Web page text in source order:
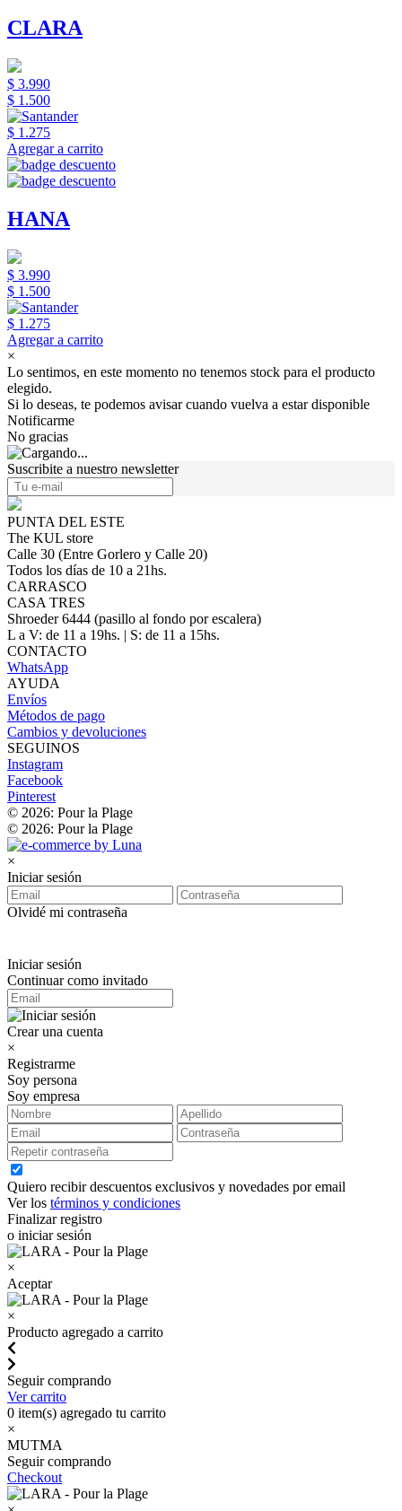
CLARA
$ 3.990
$ 1.500
$ 1.275
Agregar a carrito
HANA
$ 3.990
$ 1.500
$ 1.275
Agregar a carrito
×
Lo sentimos, en este momento no tenemos stock para el producto
elegido.
Si lo deseas, te podemos avisar cuando vuelva a estar disponible
Notificarme
No gracias
Suscribite a nuestro newsletter
PUNTA DEL ESTE
The KUL store
Calle 30 (Entre Gorlero y Calle 20)
Todos los días de 10 a 21hs.
CARRASCO
CASA TRES
Shroeder 6444 (pasillo al fondo por escalera)
L a V: de 11 a 19hs. | S: de 11 a 15hs.
CONTACTO
WhatsApp
AYUDA
Envíos
Métodos de pago
Cambios y devoluciones
SEGUINOS
Instagram
Facebook
Pinterest
© 2026: Pour la Plage
© 2026: Pour la Plage
×
Iniciar sesión
Olvidé mi contraseña
Iniciar sesión
Continuar como invitado
Crear una cuenta
×
Registrarme
Soy persona
Soy empresa
Quiero recibir descuentos exclusivos y novedades por email
Ver los términos y condiciones
Finalizar registro
o iniciar sesión
×
Aceptar
×
Producto agregado a carrito
Seguir comprando
Ver carrito
0 item(s) agregado tu carrito
×
MUTMA
Seguir comprando
Checkout